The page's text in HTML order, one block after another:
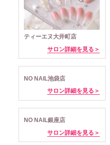
ティーエヌ大井町店
サロン詳細を見る＞
NO NAIL池袋店
サロン詳細を見る＞
NO NAIL銀座店
サロン詳細を見る＞